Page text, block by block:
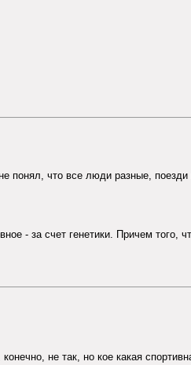
понял, что все люди разные, поезди
- за счет генетики. Причем того,
не так, но кое какая